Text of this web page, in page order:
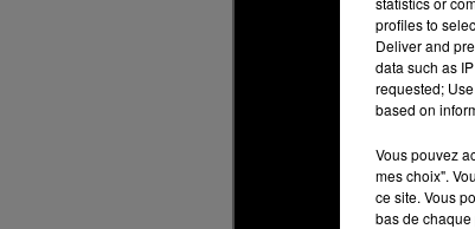
profiles to
Deliver and
data such as
requested;
based on
Vous pouvez
mes choix".
ce site. Vous
bas de chaque